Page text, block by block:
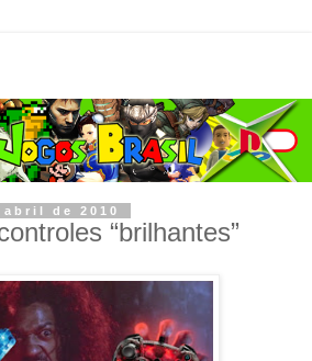
de 2010
“brilhantes”